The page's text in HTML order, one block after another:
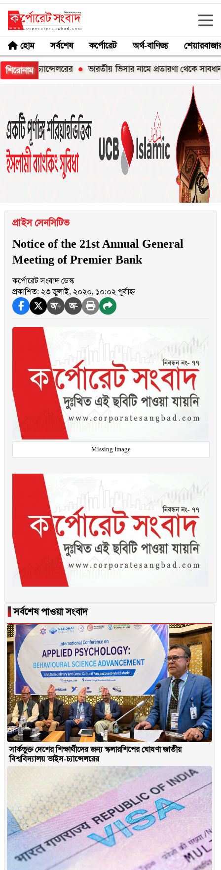
হোম সর্বশেষ কর্পোরেট অর্থ-বাণিজ্য
শিরোনাম
চ্যান্সেলরের ভারতীয় ভিসার নামে প্রতারণা থেকে সাবধান:
প্রাইস সেনসিটিভ
Notice of the 21st Annual General
Meeting of Premier Bank
কর্পোরেট সংবাদ ডেস্ক
প্রকাশিত: ২৩ জুলাই, ২০২০, ১০:০২ পূর্বাহ্ন
অ+ অ-
Missing Image
▐সর্বশেষ পাওয়া সংবাদ
সার্কভুক্ত দেশের শিক্ষার্থীদের জন্য স্কলারশিপের ঘোষণা জাতীয়
বিশ্ববিদ্যালয় ভাইস-চ্যান্সেলরের